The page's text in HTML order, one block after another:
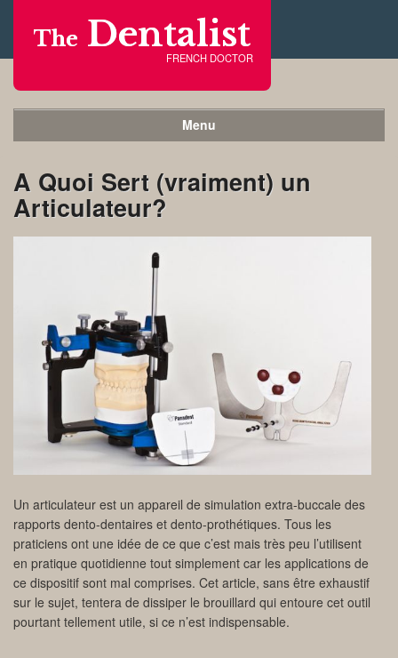
The Dentalist
FRENCH DOCTOR
Menu
A Quoi Sert (vraiment) un
Articulateur?
Un articulateur est un appareil de simulation extra-buccale des
rapports dento-dentaires et dento-prothétiques. Tous les
praticiens ont une idée de ce que c’est mais très peu l’utilisent
en pratique quotidienne tout simplement car les applications de
ce dispositif sont mal comprises. Cet article, sans être exhaustif
sur le sujet, tentera de dissiper le brouillard qui entoure cet outil
pourtant tellement utile, si ce n’est indispensable.